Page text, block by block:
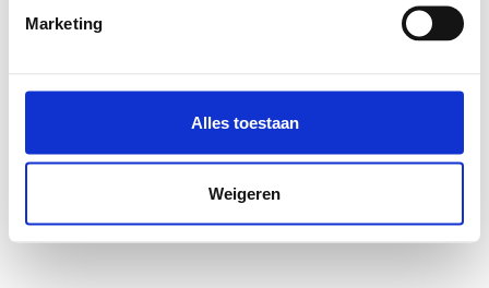
Marketing
Alles toestaan
Weigeren